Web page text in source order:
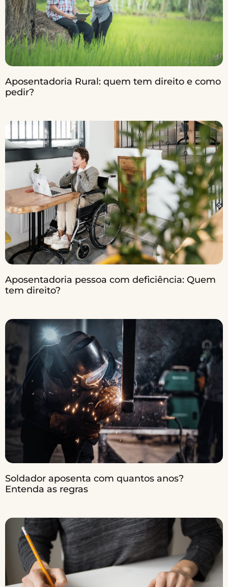
Aposentadoria Rural: quem tem direito e como
pedir?
Aposentadoria pessoa com deficiência: Quem
tem direito?
Soldador aposenta com quantos anos?
Entenda as regras